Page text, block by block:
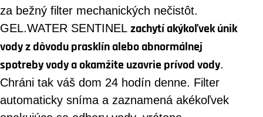
za bežný filter mechanických nečistôt.
GEL.WATER SENTINEL zachytí akýkoľvek únik
vody z dôvodu prasklín alebo abnormálnej
spotreby vody a okamžite uzavrie prívod vody.
Chráni tak váš dom 24 hodín denne. Filter
automaticky sníma a zaznamená akékoľvek